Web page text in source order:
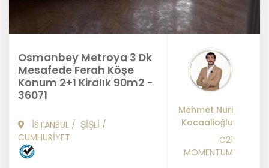
Osmanbey Metroya 3 Dk
Mesafede Ferah Köşe
Konum 2+1 Kiralık 90m2 -
36071
İSTANBUL / ŞİŞLİ /
CUMHURİYET
Mehmet Nuri
Kocaalioğlu
C21
MOMENTUM